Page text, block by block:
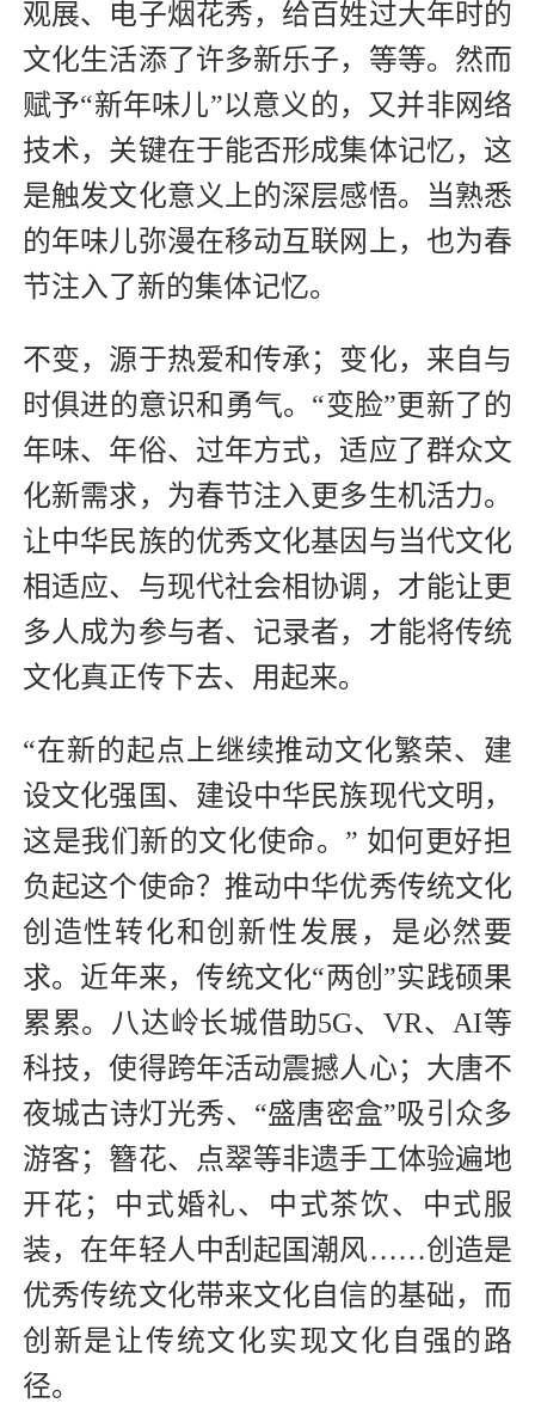
观展、电子烟花秀，给百姓过大年时的
文化生活添了许多新乐子，等等。然而
赋予“新年味儿”以意义的，又并非网络
技术，关键在于能否形成集体记忆，这
是触发文化意义上的深层感悟。当熟悉
的年味儿弥漫在移动互联网上，也为春
节注入了新的集体记忆。
不变，源于热爱和传承；变化，来自与
时俱进的意识和勇气。“变脸”更新了的
年味、年俗、过年方式，适应了群众文
化新需求，为春节注入更多生机活力。
让中华民族的优秀文化基因与当代文化
相适应、与现代社会相协调，才能让更
多人成为参与者、记录者，才能将传统
文化真正传下去、用起来。
“在新的起点上继续推动文化繁荣、建
设文化强国、建设中华民族现代文明，
这是我们新的文化使命。” 如何更好担
负起这个使命？推动中华优秀传统文化
创造性转化和创新性发展，是必然要
求。近年来，传统文化“两创”实践硕果
累累。八达岭长城借助5G、VR、AI等
科技，使得跨年活动震撼人心；大唐不
夜城古诗灯光秀、“盛唐密盒”吸引众多
游客；簪花、点翠等非遗手工体验遍地
开花；中式婚礼、中式茶饮、中式服
装，在年轻人中刮起国潮风……创造是
优秀传统文化带来文化自信的基础，而
创新是让传统文化实现文化自强的路
径。